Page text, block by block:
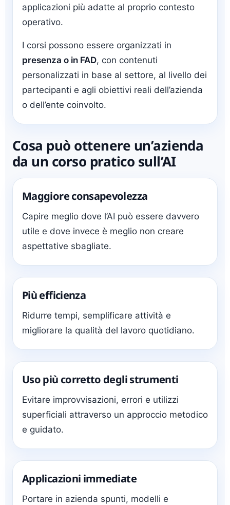
applicazioni più adatte al proprio contesto
operativo.
I corsi possono essere organizzati in
presenza o in FAD, con contenuti
personalizzati in base al settore, al livello dei
partecipanti e agli obiettivi reali dell’azienda
o dell’ente coinvolto.
Cosa può ottenere un’azienda
da un corso pratico sull’AI
Maggiore consapevolezza
Capire meglio dove l’AI può essere davvero
utile e dove invece è meglio non creare
aspettative sbagliate.
Più efficienza
Ridurre tempi, semplificare attività e
migliorare la qualità del lavoro quotidiano.
Uso più corretto degli strumenti
Evitare improvvisazioni, errori e utilizzi
superficiali attraverso un approccio metodico
e guidato.
Applicazioni immediate
Portare in azienda spunti, modelli e